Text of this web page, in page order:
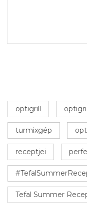
optigrill
turmixgép
receptjei
Tefal Summer